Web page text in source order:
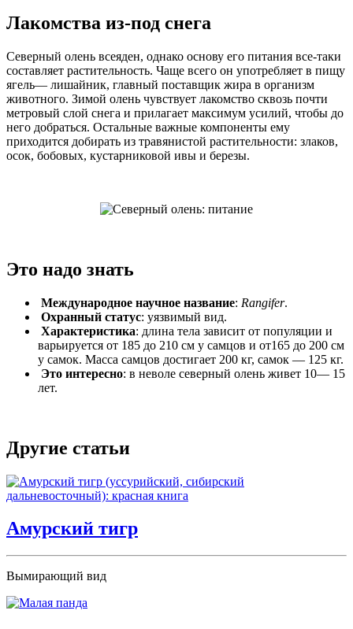
Лакомства из-под снега
Северный олень всеяден, однако основу его питания все-таки
составляет растительность. Чаще всего он употребляет в пищу
ягель— лишайник, главный поставщик жира в организм
животного. Зимой олень чувствует лакомство сквозь почти
метровый слой снега и прилагает максимум усилий, чтобы до
него добраться. Остальные важные компоненты ему
приходится добирать из травянистой растительности: злаков,
осок, бобовых, кустарниковой ивы и березы.
Это надо знать
Международное научное название: Rangifer.
Охранный статус: уязвимый вид.
Характеристика: длина тела зависит от популяции и
варьируется от 185 до 210 см у самцов и от165 до 200 см
у самок. Масса самцов достигает 200 кг, самок — 125 кг.
Это интересно: в неволе северный олень живет 10— 15
лет.
Другие статьи
Амурский тигр
Вымирающий вид